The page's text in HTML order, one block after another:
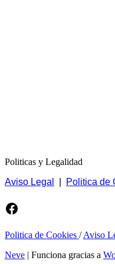
Politicas y Legalidad
Aviso Legal
Politica de
Facebook
Politica de Cookies /Aviso
Neve | Funciona gracias a